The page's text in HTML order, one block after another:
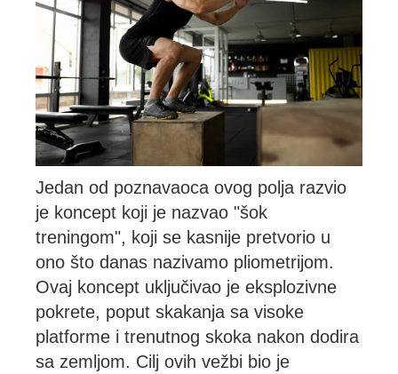
Jedan od poznavaoca ovog polja razvio
je koncept koji je nazvao "šok
treningom", koji se kasnije pretvorio u
ono što danas nazivamo pliometrijom.
Ovaj koncept uključivao je eksplozivne
pokrete, poput skakanja sa visoke
platforme i trenutnog skoka nakon dodira
sa zemljom. Cilj ovih vežbi bio je